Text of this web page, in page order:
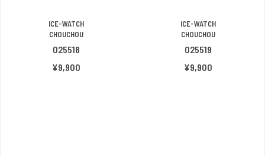
ICE-WATCH
CHOUCHOU
025518
¥9,900
ICE-WATCH
CHOUCHOU
025519
¥9,900